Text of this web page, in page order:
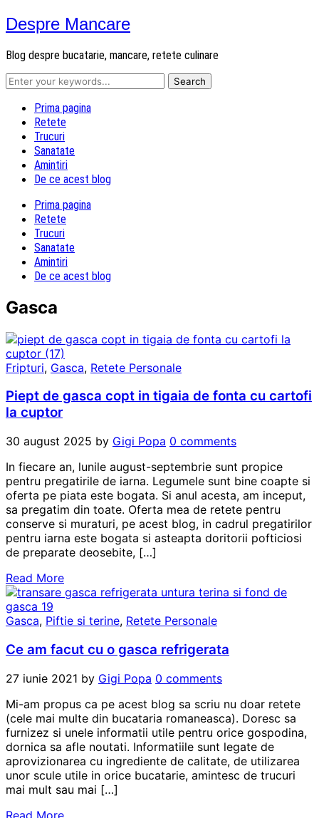
Despre Mancare
Blog despre bucatarie, mancare, retete culinare
Prima pagina
Retete
Trucuri
Sanatate
Amintiri
De ce acest blog
Prima pagina
Retete
Trucuri
Sanatate
Amintiri
De ce acest blog
Gasca
Fripturi, Gasca, Retete Personale
Piept de gasca copt in tigaia de fonta cu cartofi
la cuptor
30 august 2025 by Gigi Popa 0 comments
In fiecare an, lunile august-septembrie sunt propice
pentru pregatirile de iarna. Legumele sunt bine coapte si
oferta pe piata este bogata. Si anul acesta, am inceput,
sa pregatim din toate. Oferta mea de retete pentru
conserve si muraturi, pe acest blog, in cadrul pregatirilor
pentru iarna este bogata si asteapta doritorii pofticiosi
de preparate deosebite, […]
Read More
Gasca, Piftie si terine, Retete Personale
Ce am facut cu o gasca refrigerata
27 iunie 2021 by Gigi Popa 0 comments
Mi-am propus ca pe acest blog sa scriu nu doar retete
(cele mai multe din bucataria romaneasca). Doresc sa
furnizez si unele informatii utile pentru orice gospodina,
dornica sa afle noutati. Informatiile sunt legate de
aprovizionarea cu ingrediente de calitate, de utilizarea
unor scule utile in orice bucatarie, amintesc de trucuri
mai mult sau mai […]
Read More